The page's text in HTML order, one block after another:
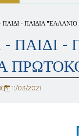
ΠΑΙΔΙ - ΠΑΙΔΙΑ
- ΠΑΙΔΙ
11/03/2021